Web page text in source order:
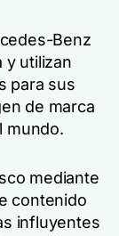
Benz
y utilizan
para sus
de marca
mundo.
mediante
contenido
influyentes